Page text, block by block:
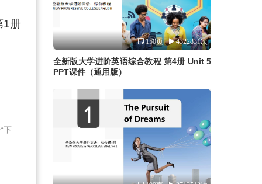
1册
下
150页 4322831次
全新版大学进阶英语综合教程 第4册 Unit 5
PPT课件（通用版）